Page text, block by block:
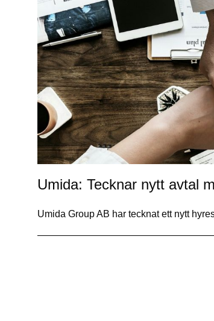
Umida: Tecknar nytt avtal
Umida Group AB har tecknat ett nytt